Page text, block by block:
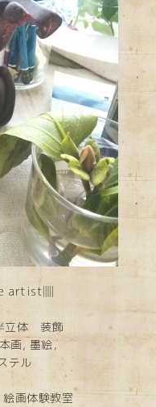
artist▥
体 装飾
, 墨絵，
テル
画体験教室